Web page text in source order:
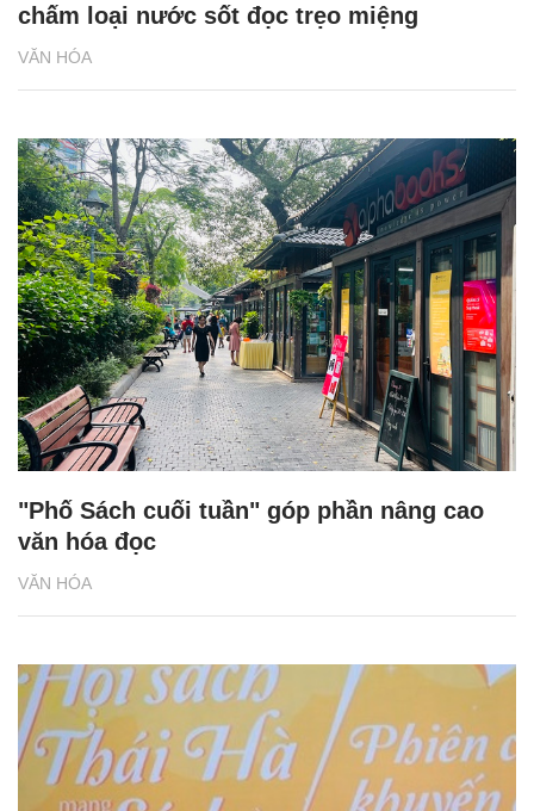
VĂN HÓA
chấm loại nước sốt đọc trẹo miệng
VĂN HÓA
"Phố Sách cuối tuần" góp phần nâng cao
văn hóa đọc